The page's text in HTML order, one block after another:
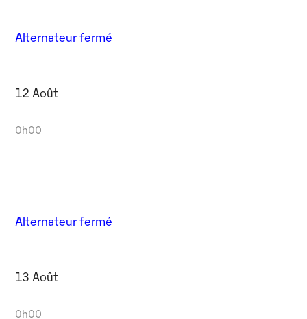
Alternateur fermé
12 Août
0h00
Alternateur fermé
13 Août
0h00